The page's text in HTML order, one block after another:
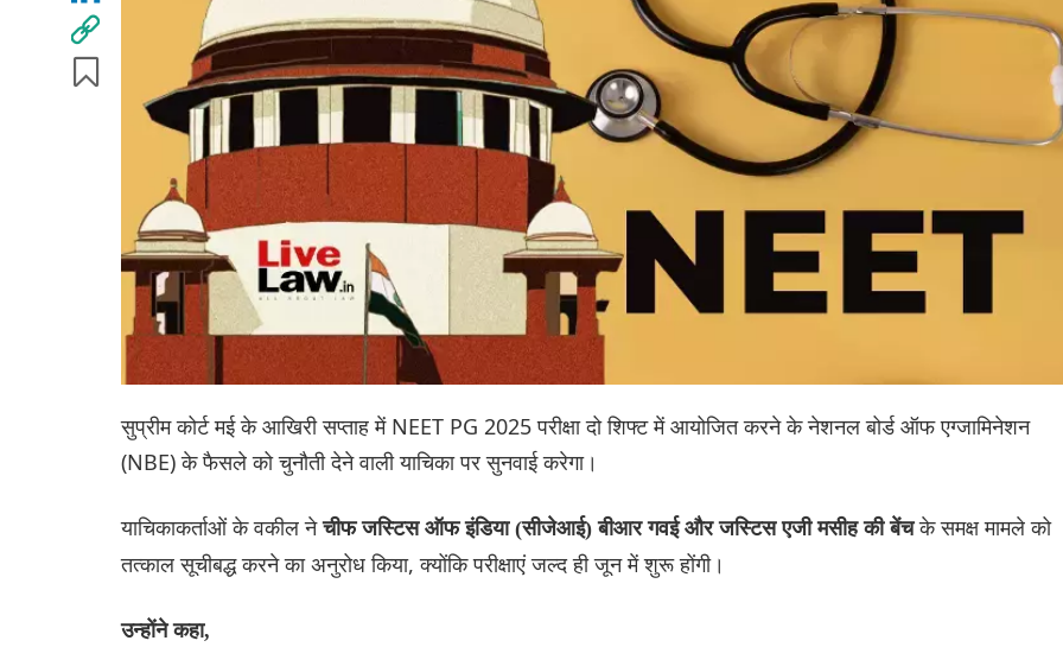
सुप्रीम कोर्ट मई के आखिरी सप्ताह में NEET PG 2025 परीक्षा दो शिफ्ट में आयोजित करने के नेशनल बोर्ड ऑफ एग्जामिनेशन
(NBE) के फैसले को चुनौती देने वाली याचिका पर सुनवाई करेगा।
याचिकाकर्ताओं के वकील नेचीफ जस्टिस ऑफ इंडिया (सीजेआई) बीआर गवई और जस्टिस एजी मसीह की बेंचके समक्ष मामले को
तत्काल सूचीबद्ध करने का अनुरोध किया, क्योंकि परीक्षाएं जल्द ही जून में शुरू होंगी।
उन्होंने कहा,